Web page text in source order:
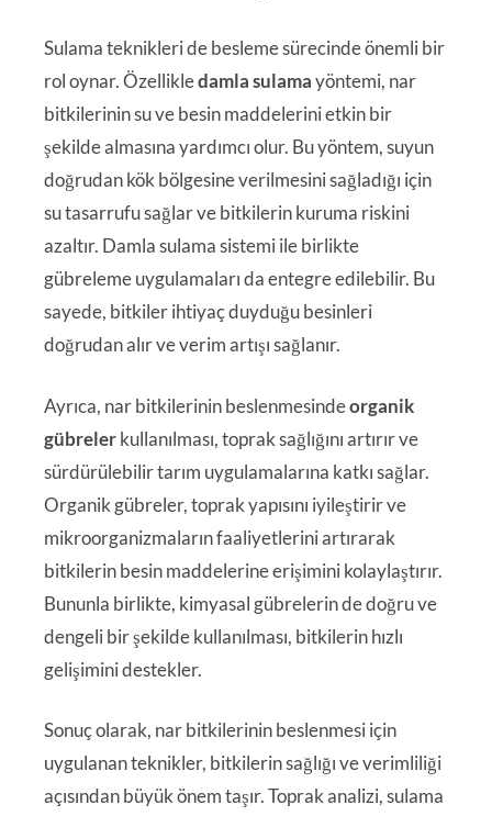
Sulama teknikleri de besleme sürecinde önemli bir
rol oynar. Özellikledamla sulamayöntemi, nar
bitkilerinin su ve besin maddelerini etkin bir
şekilde almasına yardımcı olur. Bu yöntem, suyun
doğrudan kök bölgesine verilmesini sağladığı için
su tasarrufu sağlar ve bitkilerin kuruma riskini
azaltır. Damla sulama sistemi ile birlikte
gübreleme uygulamaları da entegre edilebilir. Bu
sayede, bitkiler ihtiyaç duyduğu besinleri
doğrudan alır ve verim artışı sağlanır.
Ayrıca, nar bitkilerinin beslenmesindeorganik
gübrelerkullanılması, toprak sağlığını artırır ve
sürdürülebilir tarım uygulamalarına katkı sağlar.
Organik gübreler, toprak yapısını iyileştirir ve
mikroorganizmaların faaliyetlerini artırarak
bitkilerin besin maddelerine erişimini kolaylaştırır.
Bununla birlikte, kimyasal gübrelerin de doğru ve
dengeli bir şekilde kullanılması, bitkilerin hızlı
gelişimini destekler.
Sonuç olarak, nar bitkilerinin beslenmesi için
uygulanan teknikler, bitkilerin sağlığı ve verimliliği
açısından büyük önem taşır. Toprak analizi, sulama